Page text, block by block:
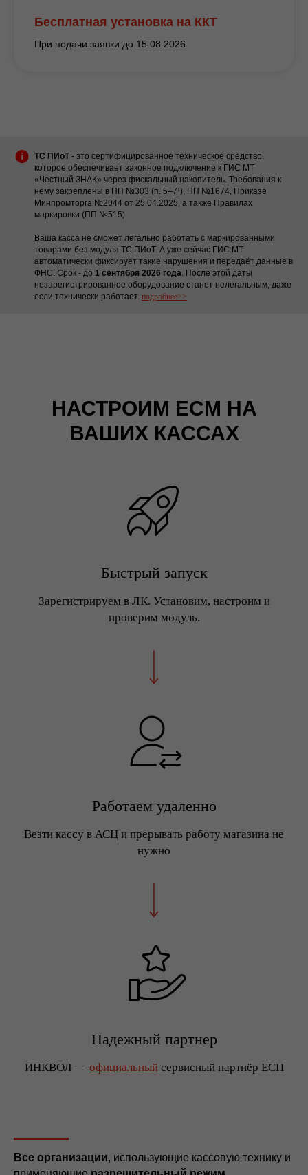
Бесплатная установка на ККТ
При подачи заявки до 15.08.2026
ТС ПИоТ - это сертифицированное техническое средство,
которое обеспечивает законное подключение к ГИС МТ
«Честный ЗНАК» через фискальный накопитель. Требования к
нему закреплены в ПП №303 (п. 5–7¹), ПП №1674, Приказе
Минпромторга №2044 от 25.04.2025, а также Правилах
маркировки (ПП №515)
Ваша касса не сможет легально работать с маркированными
товарами без модуля ТС ПИоТ. А уже сейчас ГИС МТ
автоматически фиксирует такие нарушения и передаёт данные в
ФНС. Срок - до 1 сентября 2026 года. После этой даты
незарегистрированное оборудование станет нелегальным, даже
если технически работает. подробнее>>
НАСТРОИМ ЕСМ НА
ВАШИХ КАССАХ
Быстрый запуск
Зарегистрируем в ЛК. Установим, настроим и
проверим модуль.
Работаем удаленно
Везти кассу в АСЦ и прерывать работу магазина не
нужно
Надежный партнер
ИНКВОЛ — официальныйсервисный партнёр ЕСП
Все организации, использующие кассовую технику и